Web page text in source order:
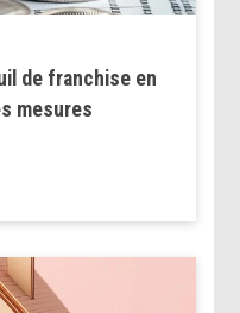
de franchise en
mesures